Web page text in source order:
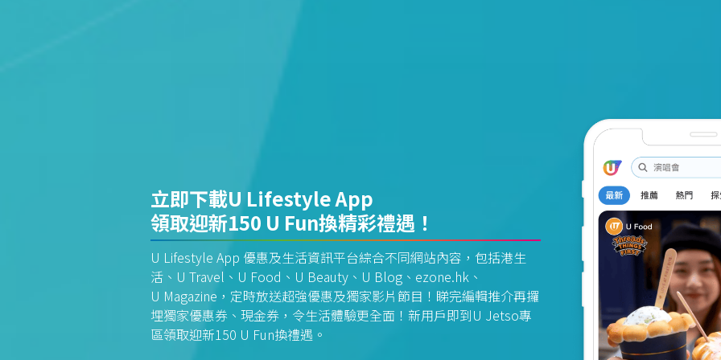
立即下載U Lifestyle App
領取迎新150 U Fun換精彩禮遇！
U Lifestyle App 優惠及生活資訊平台綜合不同網站內容，包括港生
活、U Travel、U Food、U Beauty、U Blog、ezone.hk、
U Magazine，定時放送超強優惠及獨家影片節目！睇完編輯推介再攞
埋獨家優惠券、現金券，令生活體驗更全面！新用戶即到U Jetso專
區領取迎新150 U Fun換禮遇。